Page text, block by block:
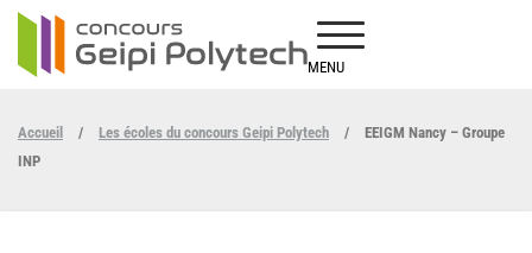
MENU
Accueil / Les écoles du concours Geipi Polytech /
EEIGM Nancy – Groupe
INP